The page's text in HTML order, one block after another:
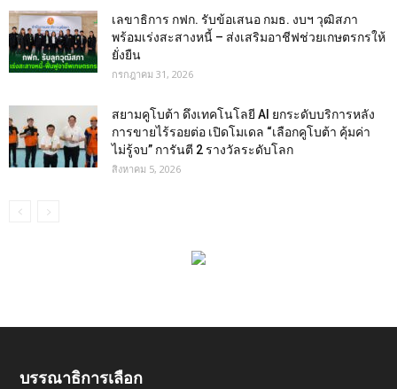
เลขาธิการ กฟก. รับข้อเสนอ กมธ. งบฯ วุฒิสภา
พร้อมเร่งสะสางหนี้ – ส่งเสริมอาชีฟช่วยเกษตรกรให้
ยั่งยืน
กรกฎาคม 31, 2026
สยามคูโบต้า ดึงเทคโนโลยี AI ยกระดับบริการหลัง
การขายไร้รอยต่อ เปิดโมเดล “เลือกคูโบต้า คุ้มค่า
ไม่รู้จบ” การันตี 2 รางวัลระดับโลก
สิงหาคม 5, 2026
บรรณาธิการเลือก